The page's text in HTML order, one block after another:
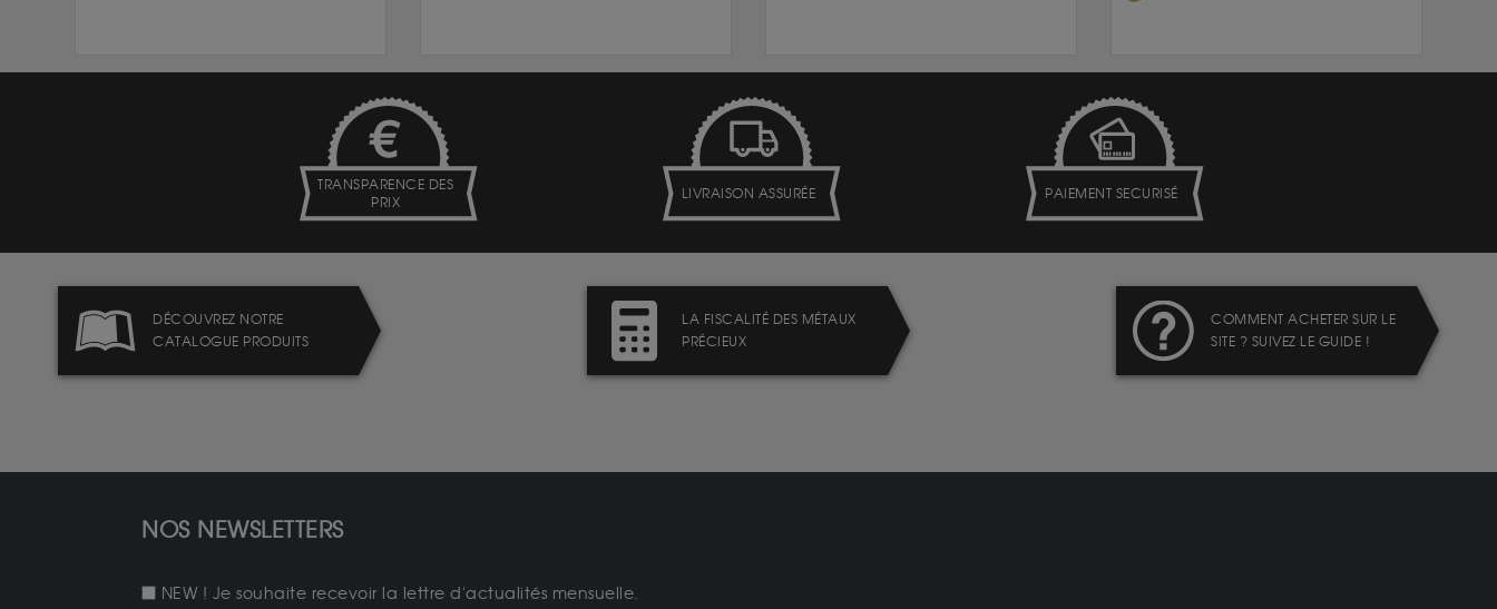
TRANSPARENCE DES
PRIX
LIVRAISON ASSURÉE PAIEMENT SECURISÉ
DÉCOUVREZ NOTRE
CATALOGUE PRODUITS
LA FISCALITÉ DES MÉTAUX
PRÉCIEUX
COMMENT ACHETER SUR LE
SITE ? SUIVEZ LE GUIDE !
NOS NEWSLETTERS
NEW ! Je souhaite recevoir la lettre d'actualités mensuelle.